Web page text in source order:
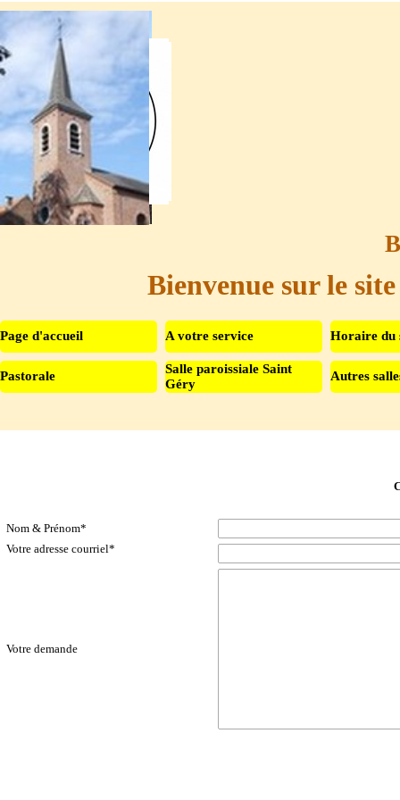
Aller au contenu
Bienvenue sur le
Page d'accueil A votre service Horaire du
Pastorale ▼
Salle paroissiale Saint
Géry
Autres
Nom & Prénom*
Votre adresse courriel*
Votre demande